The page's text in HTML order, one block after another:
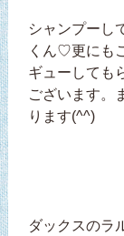
シャンプーし
くん♡更にも
ギューしても
ございます。
ります(^^)
ダックスのラ